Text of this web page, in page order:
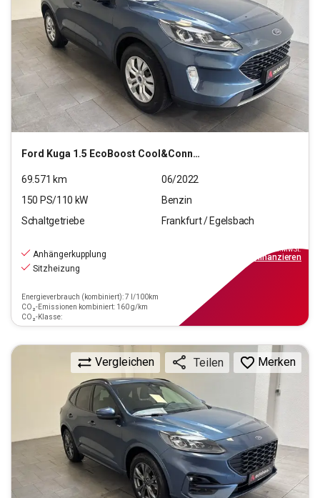
Ford Kuga 1.5 EcoBoost Cool&Connect Start/Stopp (EURO 6
69.571 km
06/2022
150 PS/110 kW
Benzin
Schaltgetriebe
Frankfurt / Egelsbach
Anhängerkupplung
Sitzheizung
Energieverbrauch (kombiniert): 7 l/100km
CO₂-Emissionen kombiniert: 160 g/km
CO₂-Klasse:
inkl.MwSt.
finanzieren
Vergleichen Teilen Merken